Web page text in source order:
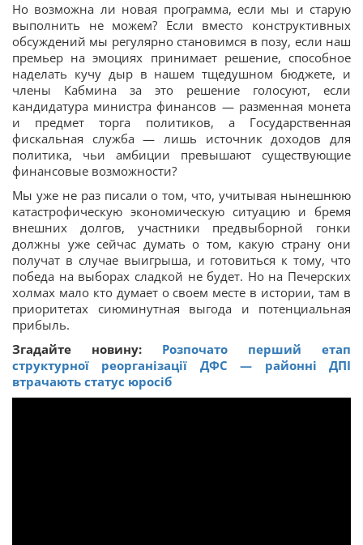
Но возможна ли новая программа, если мы и старую
выполнить не можем? Если вместо конструктивных
обсуждений мы регулярно становимся в позу, если наш
премьер на эмоциях принимает решение, способное
наделать кучу дыр в нашем тщедушном бюджете, и
члены Кабмина за это решение голосуют, если
кандидатура министра финансов — разменная монета
и предмет торга политиков, а Государственная
фискальная служба — лишь источник доходов для
политика, чьи амбиции превышают существующие
финансовые возможности?
Мы уже не раз писали о том, что, учитывая нынешнюю
катастрофическую экономическую ситуацию и бремя
внешних долгов, участники предвыборной гонки
должны уже сейчас думать о том, какую страну они
получат в случае выигрыша, и готовиться к тому, что
победа на выборах сладкой не будет. Но на Печерских
холмах мало кто думает о своем месте в истории, там в
приоритетах сиюминутная выгода и потенциальная
прибыль.
Згадайте новину: Розпочато перший етап
структурної реорганізації ДФС — районні ДПІ
втрачають статус юросіб